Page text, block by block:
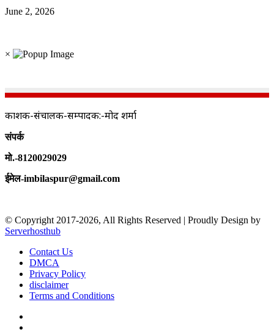
June 2, 2026
×
प्रकाशक-संचालक-सम्पादक:-प्रमोद शर्मा
संपर्क
मो.-8120029029
ईमेल-imbilaspur@gmail.com
© Copyright 2017-2026, All Rights Reserved | Proudly Design by
Serverhosthub
Contact Us
DMCA
Privacy Policy
disclaimer
Terms and Conditions